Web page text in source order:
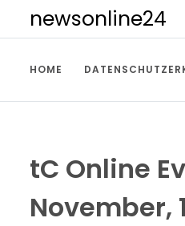
i
newsonline24
HOME
tC Online
November,